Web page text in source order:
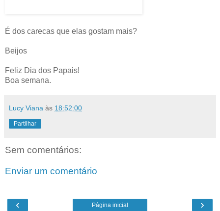
É dos carecas que elas gostam mais?
Beijos
Feliz Dia dos Papais!
Boa semana.
Lucy Viana às 18:52:00
Partilhar
Sem comentários:
Enviar um comentário
‹ ›
Página inicial